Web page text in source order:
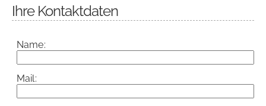
Ihre Kontaktdaten
Name:
Mail: